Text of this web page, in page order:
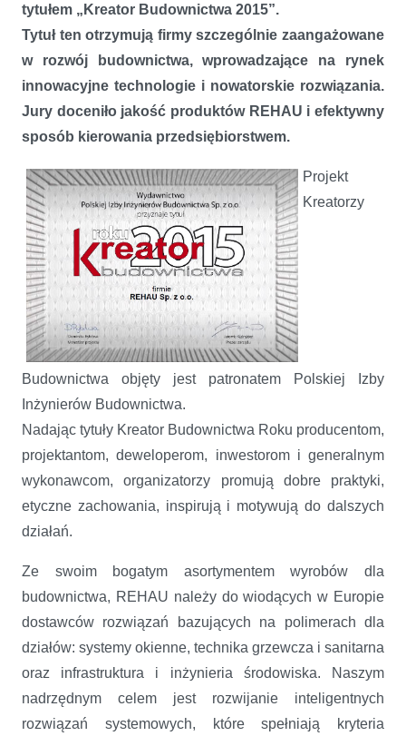
tytułem „Kreator Budownictwa 2015”.
Tytuł ten otrzymują firmy szczególnie zaangażowane
w rozwój budownictwa, wprowadzające na rynek
innowacyjne technologie i nowatorskie rozwiązania.
Jury doceniło jakość produktów REHAU i efektywny
sposób kierowania przedsiębiorstwem.
Projekt
Kreatorzy
Budownictwa objęty jest patronatem Polskiej Izby
Inżynierów Budownictwa.
Nadając tytuły Kreator Budownictwa Roku producentom,
projektantom, deweloperom, inwestorom i generalnym
wykonawcom, organizatorzy promują dobre praktyki,
etyczne zachowania, inspirują i motywują do dalszych
działań.
Ze swoim bogatym asortymentem wyrobów dla
budownictwa, REHAU należy do wiodącychw Europie
dostawców rozwiązań bazujących na polimerach dla
działów: systemy okienne, technika grzewcza i sanitarna
oraz infrastruktura i inżynieria środowiska. Naszym
nadrzędnym celem jest rozwijanie inteligentnych
rozwiązań systemowych, które spełniają kryteria